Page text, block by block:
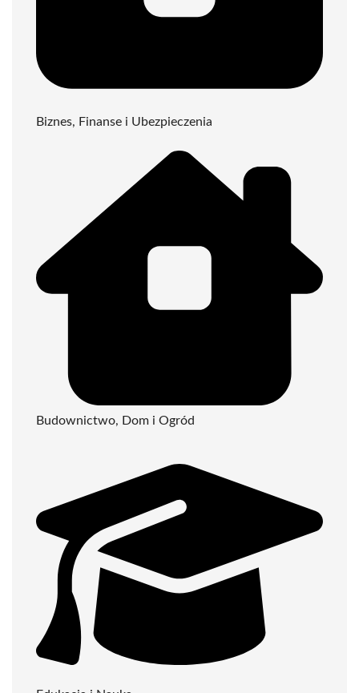
Biznes, Finanse i Ubezpieczenia
Budownictwo, Dom i Ogród